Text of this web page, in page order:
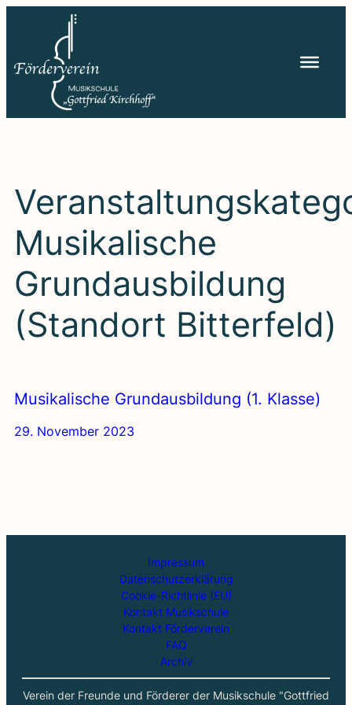
springen
Musikalische
Grundausbildung
(Standort Bitterfeld)
Musi­ka­li­sche Grund­aus­bil­dung (1. Klas­se)
29. November 2023
Impressum
Datenschutzerklärung
Cookie-Richtlinie (EU)
Kontakt Musikschule
Kontakt Förderverein
FAQ
Archiv
Verein der Freunde und Förderer der Musikschule "Gottfried